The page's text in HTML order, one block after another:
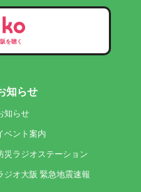
を聴く
知らせ
知らせ
ベント案内
災ラジオステーション
ジオ大阪 緊急地震速報